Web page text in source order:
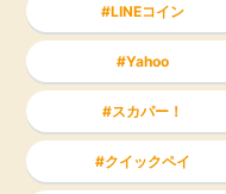
LINEコイン
Yahoo
スカパー！
クイックペイ